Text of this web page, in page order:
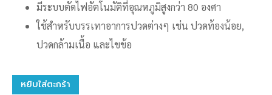
มีระบบตัดไฟอัตโนมัติที่อุณหภูมิสูงกว่า 80 องศา
ใช้สำหรับบรรเทาอาการปวดต่างๆ เช่น ปวดท้องน้อย,
ปวดกล้ามเนื้อ และไขข้อ
หยิบใส่ตะกร้า